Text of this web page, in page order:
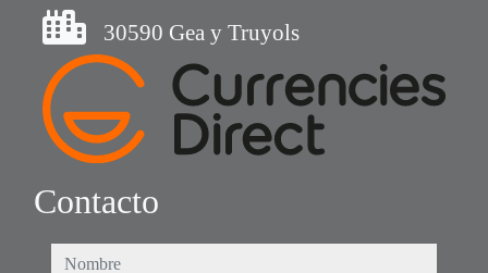
30590 Gea y Truyols
Contacto
nombre